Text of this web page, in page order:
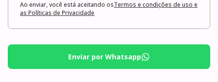
Ao enviar, você está aceitando osTermos e condições de uso e
as Políticas de Privacidade
Enviar por Whatsapp